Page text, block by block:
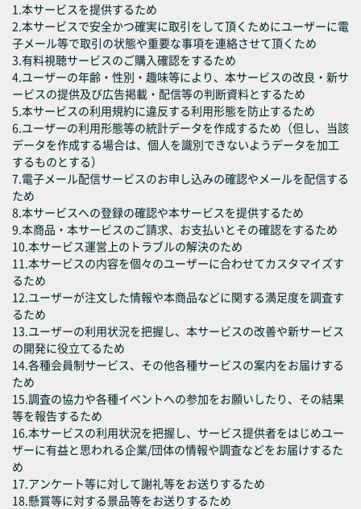
1.本サービスを提供するため
2.本サービスで安全かつ確実に取引をして頂くためにユーザーに電
子メール等で取引の状態や重要な事項を連絡させて頂くため
3.有料視聴サービスのご購入確認をするため
4.ユーザーの年齢・性別・趣味等により、本サービスの改良・新サ
ービスの提供及び広告掲載・配信等の判断資料とするため
5.本サービスの利用規約に違反する利用形態を防止するため
6.ユーザーの利用形態等の統計データを作成するため（但し、当該
データを作成する場合は、個人を識別できないようデータを加工
するものとする）
7.電子メール配信サービスのお申し込みの確認やメールを配信する
ため
8.本サービスへの登録の確認や本サービスを提供するため
9.本商品・本サービスのご請求、お支払いとその確認をするため
10.本サービス運営上のトラブルの解決のため
11.本サービスの内容を個々のユーザーに合わせてカスタマイズす
るため
12.ユーザーが注文した情報や本商品などに関する満足度を調査す
るため
13.ユーザーの利用状況を把握し、本サービスの改善や新サービス
の開発に役立てるため
14.各種会員制サービス、その他各種サービスの案内をお届けする
ため
15.調査の協力や各種イベントへの参加をお願いしたり、その結果
等を報告するため
16.本サービスの利用状況を把握し、サービス提供者をはじめユー
ザーに有益と思われる企業/団体の情報や調査などをお届けするた
め
17.アンケート等に対して謝礼等をお送りするため
18.懸賞等に対する景品等をお送りするため